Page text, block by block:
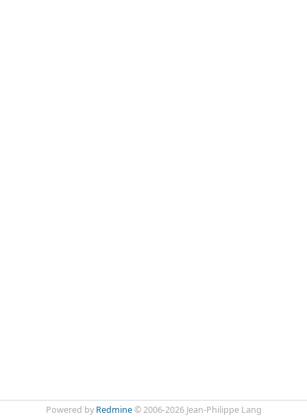
Powered by Redmine© 2006-2026 Jean-Philippe Lang